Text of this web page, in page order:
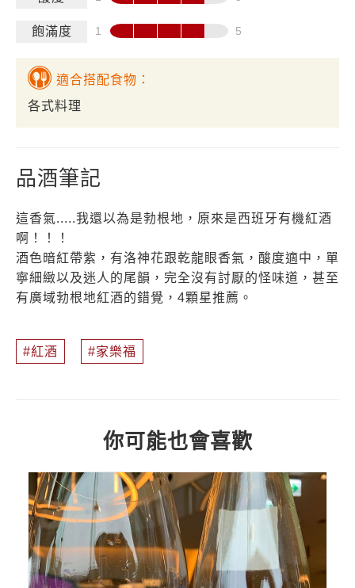
飽滿度
適合搭配食物：
各式料理
品酒筆記
這香氣.....我還以為是勃根地，原來是西班牙有機紅酒
啊！！！
酒色暗紅帶紫，有洛神花跟乾龍眼香氣，酸度適中，單
寧細緻以及迷人的尾韻，完全沒有討厭的怪味道，甚至
有廣域勃根地紅酒的錯覺，4顆星推薦。
紅酒 家樂福
你可能也會喜歡